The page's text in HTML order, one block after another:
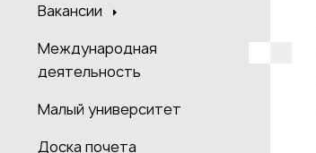
Вакансии
Международная
деятельность
Малый университет
Доска почета